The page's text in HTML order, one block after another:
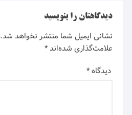
دیدگاهتان را بنویسید
نشانی ایمیل شما منتشر نخواهد شد.
علامت‌گذاری شده‌اند*
دیدگاه*